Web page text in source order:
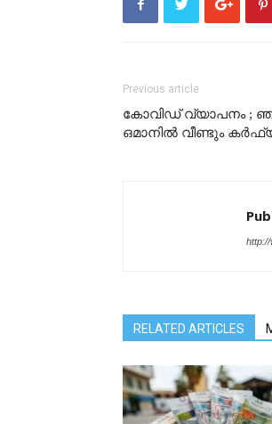
Previous article
കോവിഡ് വ്യാപനം ;
ഒമാനിൽ വീണ്ടും
RELATED ARTICLES